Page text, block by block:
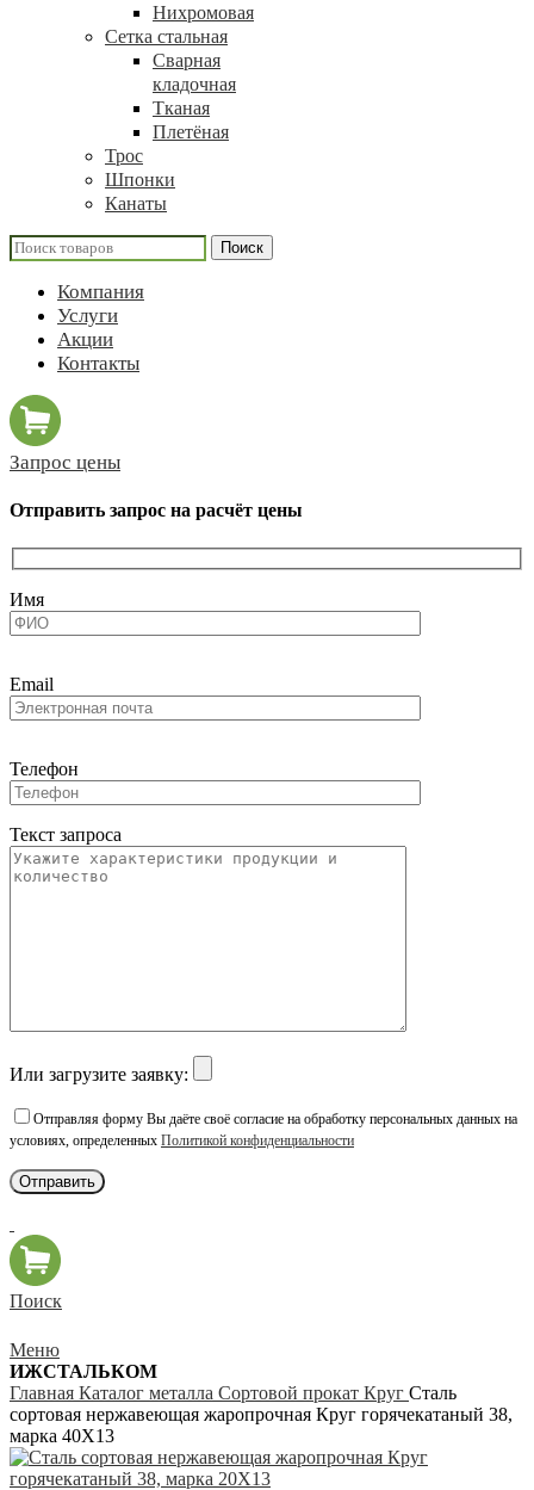
Нихромовая
Сетка стальная
Сварная
кладочная
Тканая
Плетёная
Трос
Шпонки
Канаты
Поиск
Компания
Услуги
Акции
Контакты
Запрос цены
Отправить запрос на расчёт цены
Имя
Email
Телефон
Текст запроса
Или загрузите заявку:
Отправляя форму Вы даёте своё согласие на обработку персональных данных на
условиях, определенных Политикой конфиденциальности
Поиск
Меню
ИЖСТАЛЬКОМ
Главная Каталог металла Сортовой прокат Круг Сталь
сортовая нержавеющая жаропрочная Круг горячекатаный 38,
марка 40Х13